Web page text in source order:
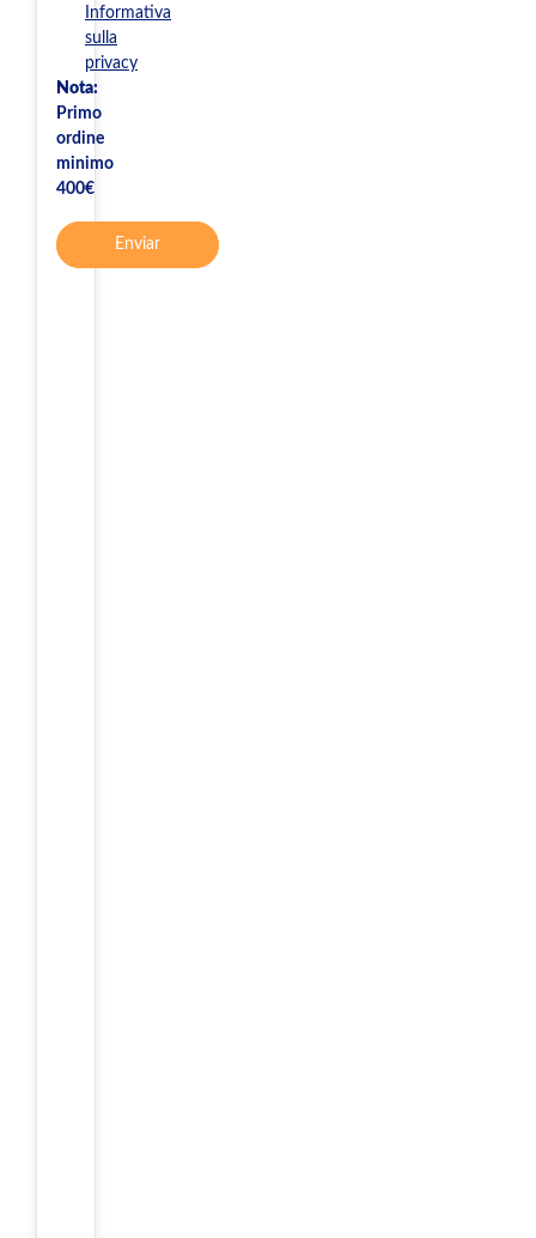
Informativa
sulla
privacy
Nota:
Primo
ordine
minimo
400€
Enviar